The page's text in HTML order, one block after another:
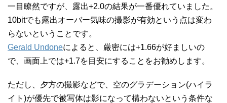
一目瞭然ですが、露出+2.0の結果が一番優れていました。
10bitでも露出オーバー気味の撮影が有効という点は変わ
らないということです。
Gerald Undoneによると、厳密には+1.66が好ましいの
で、画面上では+1.7を目安にすることをお勧めします。
ただし、夕方の撮影などで、空のグラデーション(ハイラ
イト)が優先で被写体は影になって構わないという条件な